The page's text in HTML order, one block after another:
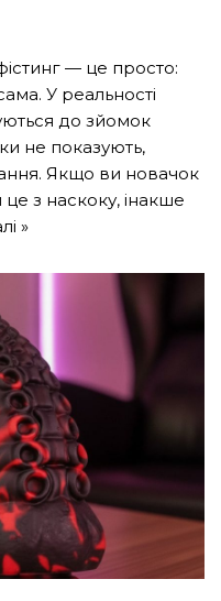
— це просто:
У реальності
до зйомок
не показують,
Якщо ви новачок
з наскоку, інакше
»